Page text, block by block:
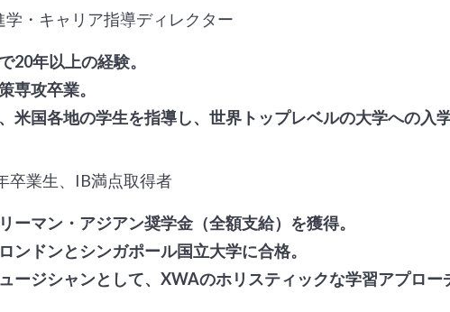
・キャリア指導ディレクター
20年以上の経験。
専攻卒業。
米国各地の学生を指導し、世界トップレベルの大学への入
卒業生、IB満点取得者
ーマン・アジアン奨学金（全額支給）を獲得。
ンドンとシンガポール国立大学に合格。
ージシャンとして、XWAのホリスティックな学習アプロー